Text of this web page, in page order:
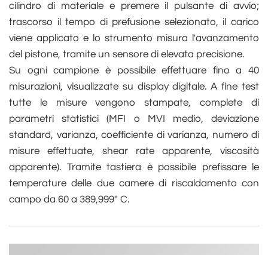
cilindro di materiale e premere il pulsante di avvio;
trascorso il tempo di prefusione selezionato, il carico
viene applicato e lo strumento misura l'avanzamento
del pistone, tramite un sensore di elevata precisione.
Su ogni campione è possibile effettuare fino a 40
misurazioni, visualizzate su display digitale. A fine test
tutte le misure vengono stampate, complete di
parametri statistici (MFI o MVI medio, deviazione
standard, varianza, coefficiente di varianza, numero di
misure effettuate, shear rate apparente, viscosità
apparente). Tramite tastiera è possibile prefissare le
temperature delle due camere di riscaldamento con
campo da 60 a 389,999° C.